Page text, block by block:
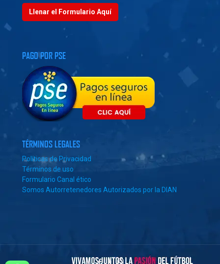
Llenar el Formulario Aquí
PAGO POR PSE
TÉRMINOS LEGALES
Políticas de Privacidad
Términos de uso
Formulario Canal ético
Somos Autorretenedores Autorizados por la DIAN